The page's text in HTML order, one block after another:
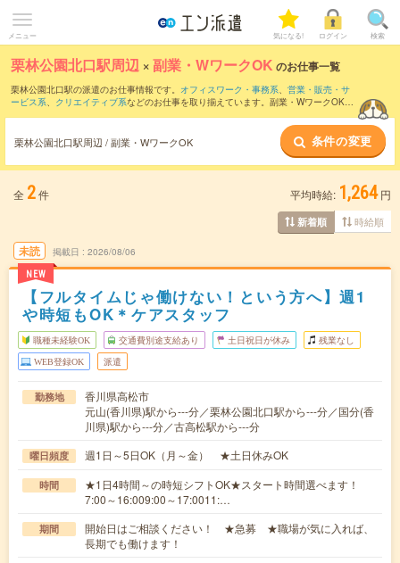
メニュー 気になる! ログイン 検索
栗林公園北口駅周辺 ×副業・WワークOK のお仕事一覧
栗林公園北口駅の派遣のお仕事情報です。 オフィスワーク・事務系、 営業・販売・サ
ービス系、 クリエイティブ系などのお仕事を取り揃えています。副業・WワークOKの
栗林公園北口駅周辺 / 副業・WワークOK 条件の変更
全 2件 平均時給: 1,264 円
新着順 時給順
未読
NEW
掲載日 2026/08/06
【フルタイムじゃ働けない！という方へ】週1
や時短もOK＊ケアスタッフ
職種未経験OK 交通費別途支給あり 土日祝日が休み 残業なし
WEB登録OK 派遣
勤務地
香川県高松市
元山(香川県)駅から---分／栗林公園北口駅から---分／国分(香
川県)駅から---分／古高松駅から---分
曜日頻度 週1日～5日OK（月～金） ★土日休みOK
時間
★1日4時間～の時短シフトOK★スタート時間選べます！
7:00～16:009:00～17:0011:…
期間
開始日はご相談ください！ ★急募 ★職場が気に入れば、
長期でも働けます！